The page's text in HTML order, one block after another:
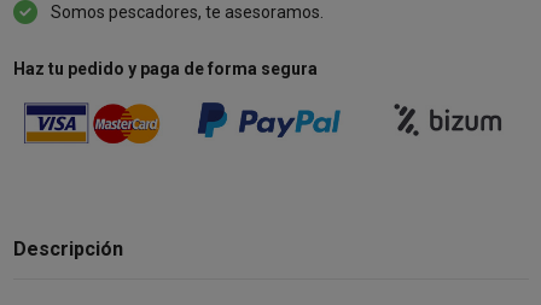
Somos pescadores, te asesoramos.
Haz tu pedido y paga de forma segura
Descripción